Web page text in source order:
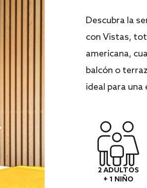
Descubra la
con Vistas,
americana,
balcón o
ideal para una
2 ADULTOS
+ 1 NIÑO